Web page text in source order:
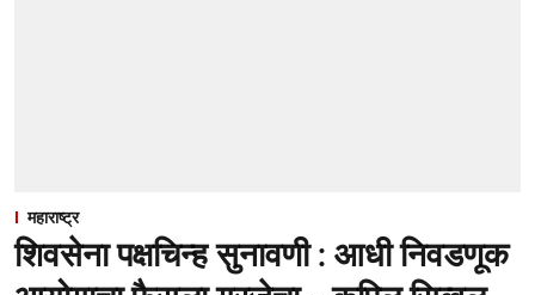
महाराष्ट्र
शिवसेना पक्षचिन्ह सुनावणी : आधी निवडणूक